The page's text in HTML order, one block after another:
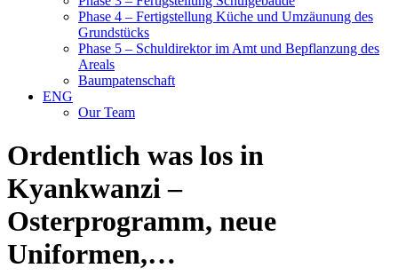
Phase 4 – Fertigstellung Küche und Umzäunung des
Grundstücks
Phase 5 – Schuldirektor im Amt und Bepflanzung des
Areals
Baumpatenschaft
ENG
Our Team
Ordentlich was los in
Kyankwanzi –
Osterprogramm, neue
Uniformen,…